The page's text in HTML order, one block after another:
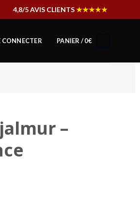
4,8/5 AVIS CLIENTS★★★★★
CONNECTER PANIER /0€
–